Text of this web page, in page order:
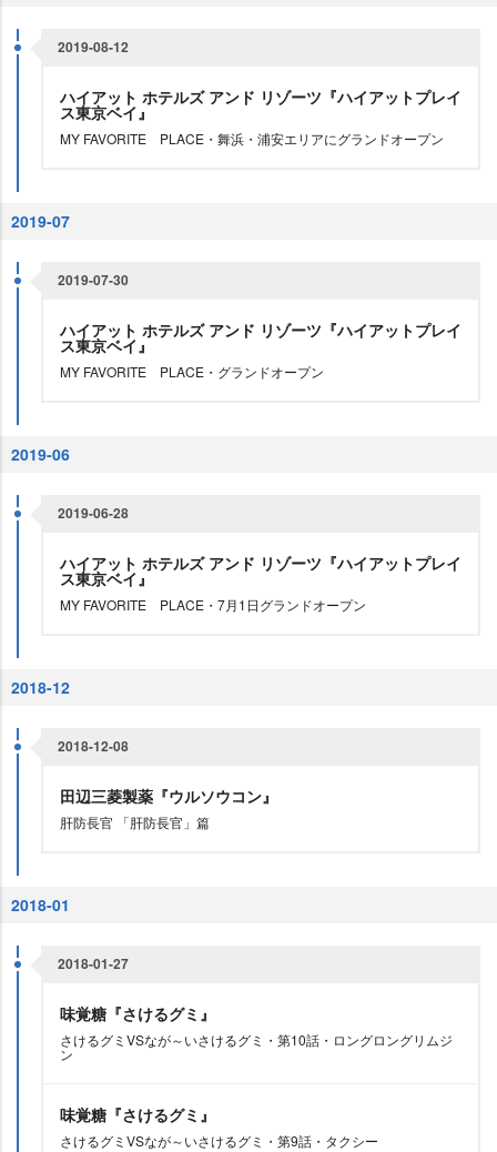
2019-08-12
ハイアット ホテルズ アンド リゾーツ『ハイアットプレイ
ス東京ベイ』
MY FAVORITE PLACE・舞浜・浦安エリアにグランドオープン
2019-07
2019-07-30
ハイアット ホテルズ アンド リゾーツ『ハイアットプレイ
ス東京ベイ』
MY FAVORITE PLACE・グランドオープン
2019-06
2019-06-28
ハイアット ホテルズ アンド リゾーツ『ハイアットプレイ
ス東京ベイ』
MY FAVORITE PLACE・7月1日グランドオープン
2018-12
2018-12-08
田辺三菱製薬『ウルソウコン』
肝防長官 「肝防長官」篇
2018-01
2018-01-27
味覚糖『さけるグミ』
さけるグミVSなが～いさけるグミ・第10話・ロングロングリムジ
ン
味覚糖『さけるグミ』
さけるグミVSなが～いさけるグミ・第9話・タクシー